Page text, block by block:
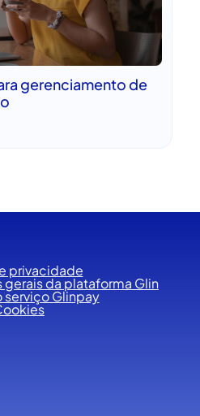
gerenciamento de
privacidade
da plataforma Glin
serviço Glinpay